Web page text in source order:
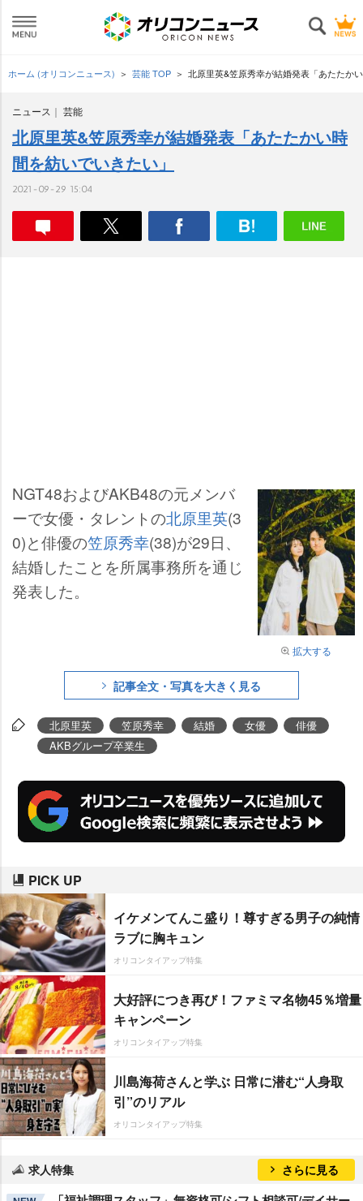
ホーム (オリコンニュース) 芸能 TOP 北原里英&笠原秀幸が結婚発表「あたたか
ニュース 芸能
北原里英&笠原秀幸が結婚発表「あたたかい時
間を紡いでいきたい」
2021-09-29 15:04
拡大する
NGT48およびAKB48の元メンバ
ーで女優・タレントの北原里英(3
0)と俳優の笠原秀幸(38)が29日、
結婚したことを所属事務所を通じ
発表した。
記事全文・写真を大きく見る
北原里英 笠原秀幸 結婚 女優
俳優
AKBグループ卒業生
PICK UP
イケメンてんこ盛り！尊すぎる男子の純情
ラブに胸キュン
オリコンタイアップ特集
大好評につき再び！ファミマ名物45％増量
キャンペーン
オリコンタイアップ特集
川島海荷さんと学ぶ 日常に潜む“人身取
引”のリアル
オリコンタイアップ特集
求人特集 さらに見る